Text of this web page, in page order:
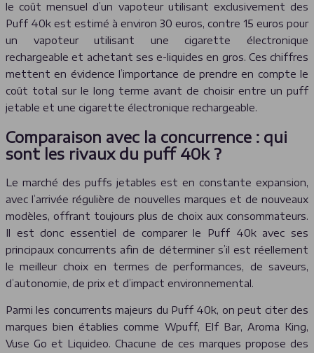
le coût mensuel d’un vapoteur utilisant exclusivement des
Puff 40k est estimé à environ 30 euros, contre 15 euros pour
un vapoteur utilisant une cigarette électronique
rechargeable et achetant ses e-liquides en gros. Ces chiffres
mettent en évidence l’importance de prendre en compte le
coût total sur le long terme avant de choisir entre un puff
jetable et une cigarette électronique rechargeable.
Comparaison avec la concurrence : qui
sont les rivaux du puff 40k ?
Le marché des puffs jetables est en constante expansion,
avec l’arrivée régulière de nouvelles marques et de nouveaux
modèles, offrant toujours plus de choix aux consommateurs.
Il est donc essentiel de comparer le Puff 40k avec ses
principaux concurrents afin de déterminer s’il est réellement
le meilleur choix en termes de performances, de saveurs,
d’autonomie, de prix et d’impact environnemental.
Parmi les concurrents majeurs du Puff 40k, on peut citer des
marques bien établies comme Wpuff, Elf Bar, Aroma King,
Vuse Go et Liquideo. Chacune de ces marques propose des